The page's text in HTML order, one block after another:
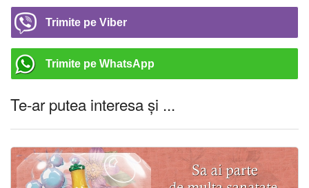
Trimite pe Viber
Trimite pe WhatsApp
Te-ar putea interesa și ...